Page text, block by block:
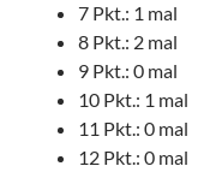
7 Pkt.: 1 mal
8 Pkt.: 2 mal
9 Pkt.: 0 mal
10 Pkt.: 1 mal
11 Pkt.: 0 mal
12 Pkt.: 0 mal